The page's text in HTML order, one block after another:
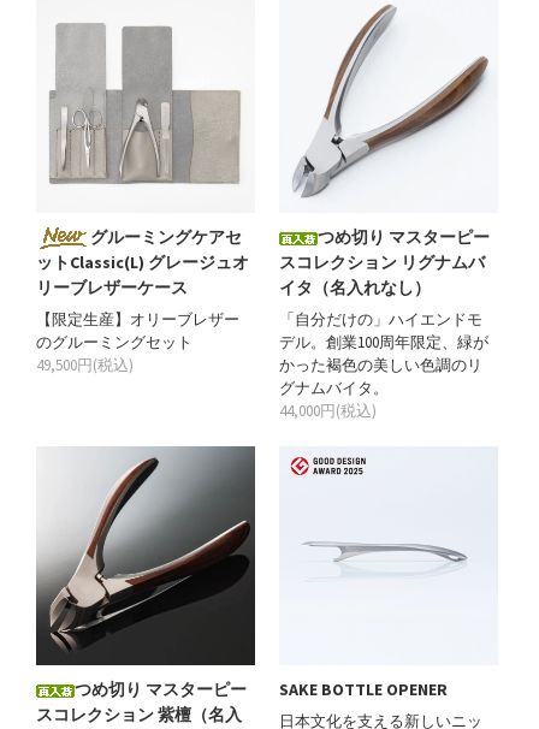
グルーミングケアセ
ットClassic(L) グレージュオ
リーブレザーケース
【限定生産】オリーブレザー
のグルーミングセット
49,500円(税込)
つめ切り マスターピー
スコレクション リグナムバ
イタ（名入れなし）
「自分だけの」ハイエンドモ
デル。創業100周年限定、緑が
かった褐色の美しい色調のリ
グナムバイタ。
44,000円(税込)
つめ切り マスターピー
スコレクション 紫檀（名入
SAKE BOTTLE OPENER
日本文化を支える新しいニッ